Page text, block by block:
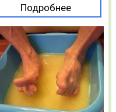
Подробнее